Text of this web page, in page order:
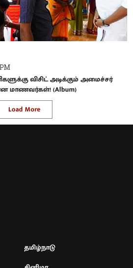
விசிட் அடிக்கும் அமைச்சர்
மாணவர்கள்! (Album)
Load More
தமிழ்நாடு